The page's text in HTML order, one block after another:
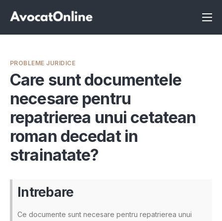
Înscrie-te ca avocat
Servicii
Despre noi
Programeaza consultanta
Intrebari
PROBLEME JURIDICE
Care sunt documentele
necesare pentru
repatrierea unui cetatean
roman decedat in
strainatate?
Intrebare
Ce documente sunt necesare pentru repatrierea unui